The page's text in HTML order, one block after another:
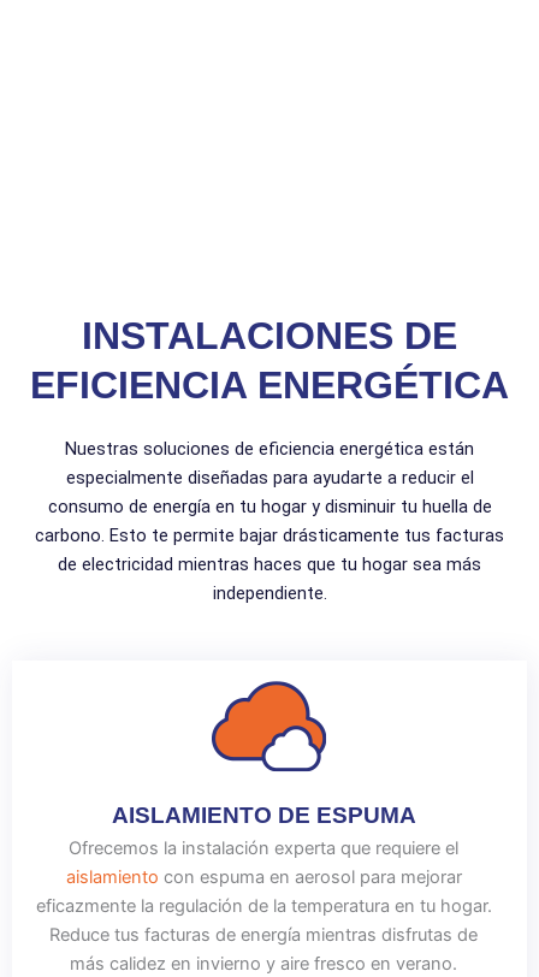
INSTALACIONES DE
EFICIENCIA ENERGÉTICA
Nuestras soluciones de eficiencia energética están
especialmente diseñadas para ayudarte a reducir el
consumo de energía en tu hogar y disminuir tu huella de
carbono. Esto te permite bajar drásticamente tus facturas
de electricidad mientras haces que tu hogar sea más
independiente.
AISLAMIENTO DE ESPUMA
Ofrecemos la instalación experta que requiere el
aislamiento con espuma en aerosol para mejorar
eficazmente la regulación de la temperatura en tu hogar.
Reduce tus facturas de energía mientras disfrutas de
más calidez en invierno y aire fresco en verano.